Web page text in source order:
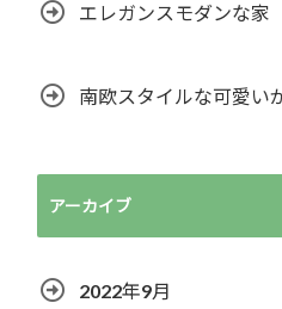
エレガンスモダンな家
南欧スタイルな可愛い
アーカイブ
2022年9月